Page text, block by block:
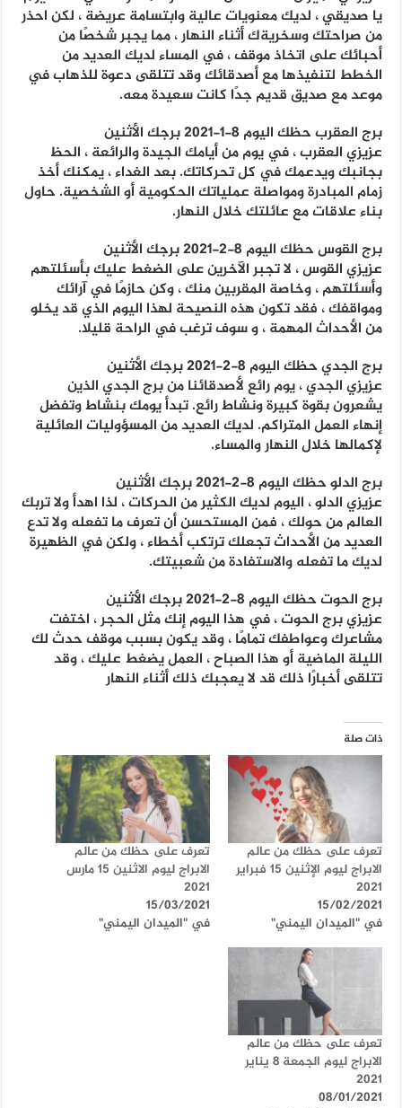
يا صديقي ، لديك معنويات عالية وابتسامة عريضة ، لكن احذر
من صراحتك وسخريةك أثناء النهار ، مما يجبر شخصًا من
أحبائك على اتخاذ موقف ، في المساء لديك العديد من
الخطط لتنفيذها مع أصدقائك وقد تتلقى دعوة للذهاب في
موعد مع صديق قديم جدًا كانت سعيدة معه.
برج العقرب حظك اليوم 8-1-2021 برجك الأثنين
عزيزي العقرب ، في يوم من أيامك الجيدة والرائعة ، الحظ
بجانبك ويدعمك في كل تحركاتك. بعد الغداء ، يمكنك أخذ
زمام المبادرة ومواصلة عملياتك الحكومية أو الشخصية. حاول
بناء علاقات مع عائلتك خلال النهار.
برج القوس حظك اليوم 8-2-2021 برجك الأثنين
عزيزي القوس ، لا تجبر الآخرين على الضغط عليك بأسئلتهم
وأسئلتهم ، وخاصة المقربين منك ، وكن حازمًا في آرائك
ومواقفك ، فقد تكون هذه النصيحة لهذا اليوم الذي قد يخلو
من الأحداث المهمة ، و سوف ترغب في الراحة قليلا.
برج الجدي حظك اليوم 8-2-2021 برجك الأثنين
عزيزي الجدي ، يوم رائع لأصدقائنا من برج الجدي الذين
يشعرون بقوة كبيرة ونشاط رائع. تبدأ يومك بنشاط وتفضل
إنهاء العمل المتراكم. لديك العديد من المسؤوليات العائلية
لإكمالها خلال النهار والمساء.
برج الدلو حظك اليوم 8-2-2021 برجك الأثنين
عزيزي الدلو ، اليوم لديك الكثير من الحركات ، لذا اهدأ ولا تربك
العالم من حولك ، فمن المستحسن أن تعرف ما تفعله ولا تدع
العديد من الأحداث تجعلك ترتكب أخطاء ، ولكن في الظهيرة
لديك ما تفعله والاستفادة من شعبيتك.
برج الحوت حظك اليوم 8-2-2021 برجك الأثنين
عزيزي برج الحوت ، في هذا اليوم إنك مثل الحجر ، اختفت
مشاعرك وعواطفك تمامًا ، وقد يكون بسبب موقف حدث لك
الليلة الماضية أو هذا الصباح ، العمل يضغط عليك ، وقد
تتلقى أخبارًا ذلك قد لا يعجبك ذلك أثناء النهار
ذات صلة
تعرف على حظك من عالم
الابراج ليوم الإثنين 15 فبراير
2021
15/02/2021
في "الميدان اليمني"
تعرف على حظك من عالم
الابراج ليوم الاثنين 15 مارس
2021
15/03/2021
في "الميدان اليمني"
تعرف على حظك من عالم
الابراج ليوم الجمعة 8 يناير
2021
08/01/2021